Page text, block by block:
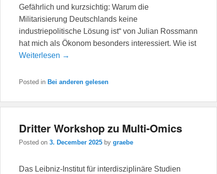
Gefährlich und kurzsichtig: Warum die
Militarisierung Deutschlands keine
industriepolitische Lösung ist“ von Julian Rossmann
hat mich als Ökonom besonders interessiert. Wie ist
Weiterlesen →
Posted in Bei anderen gelesen
Dritter Workshop zu Multi-Omics
Posted on 3. December 2025 by graebe
Das Leibniz-Institut für interdisziplinäre Studien